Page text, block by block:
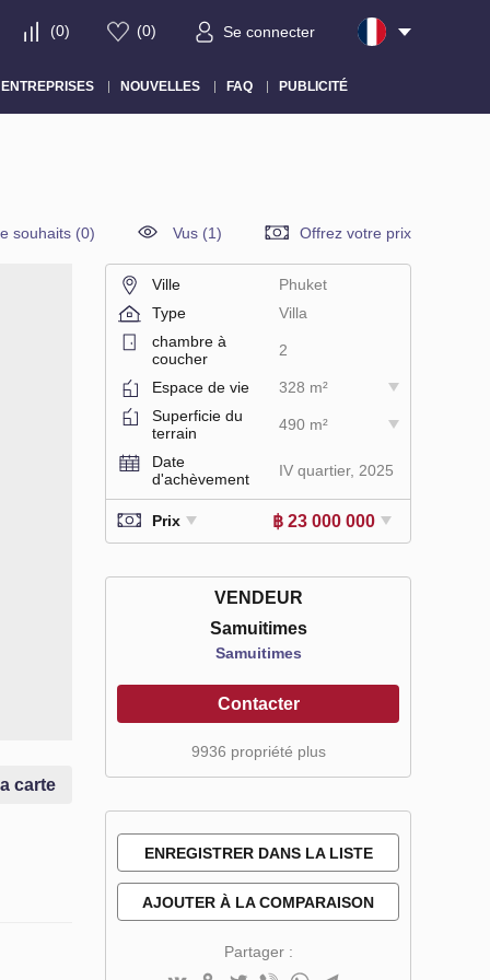
(0) (0) Se connecter
ENTREPRISES NOUVELLES FAQ PUBLICITÉ
souhaits (0) Vus (1) Offrez votre prix
carte
Ville
Phuket
Type
Villa
chambre à
coucher
2
Espace de vie
328 m²
Superficie du
terrain
490 m²
Date
d'achèvement
IV quartier, 2025
Prix ฿ 23 000 000
VENDEUR
Samuitimes
Samuitimes
Contacter
9936 propriété plus
ENREGISTRER DANS LA LISTE
DE SOUHAITS
AJOUTER À LA COMPARAISON
Partager :